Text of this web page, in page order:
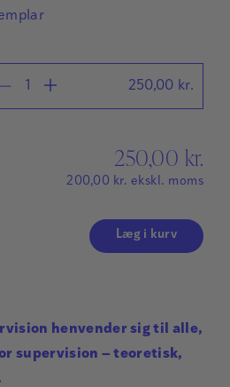
250,00 kr.
250,00 kr.
200,00 kr. ekskl. moms
Læg i kurv
henvender sig til alle,
supervision – teoretisk,